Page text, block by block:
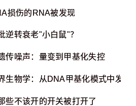
损伤的RNA被发现
逆转衰老"小白鼠"？
传噪声：量变到甲基化失控
生物学：从DNA甲基化模式中发现
些不该开的开关被打开了